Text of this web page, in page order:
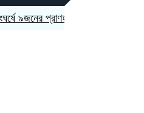
স্কুলে ভর্তিতে দ্বিতীয়-নবমে